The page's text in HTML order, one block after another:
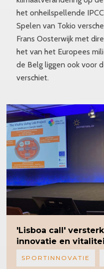
het onheilspellende
Spelen van Tokio
Frans Oosterwijk met
het van het Europees
de Belg liggen ook voor
verschiet.
'Lisboa call'
innovatie en
SPORTINNOVATIE